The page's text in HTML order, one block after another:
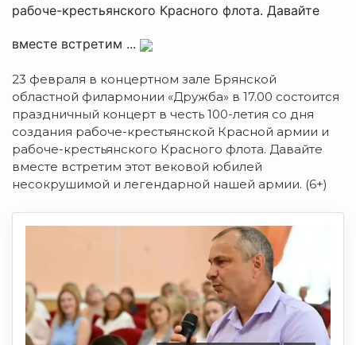
рабоче-крестьянского Красного флота. Давайте
вместе встретим ...
23 февраля в концертном зале Брянской
областной филармонии «Дружба» в 17.00 состоится
праздничный концерт в честь 100-летия со дня
создания рабоче-крестьянской Красной армии и
рабоче-крестьянского Красного флота. Давайте
вместе встретим этот вековой юбилей
несокрушимой и легендарной нашей армии. (6+)